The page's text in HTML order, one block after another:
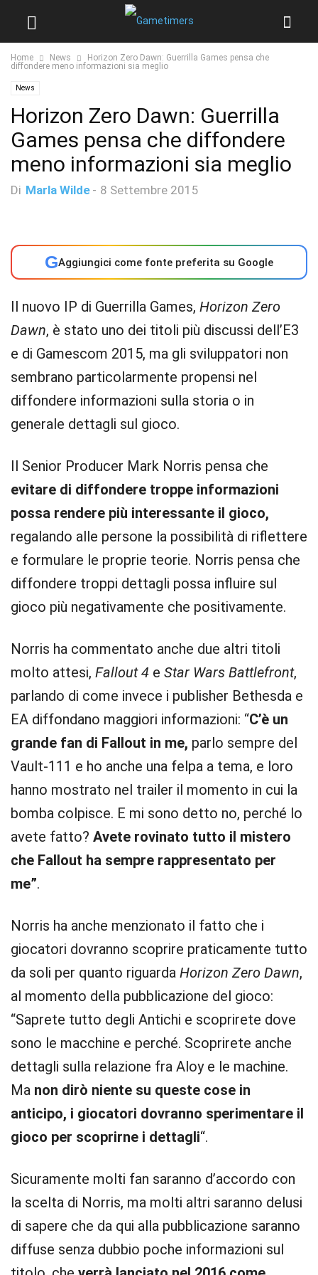
Home News
Horizon Zero Dawn: Guerrilla Games pensa che
diffondere meno informazioni sia meglio
News
Horizon Zero Dawn: Guerrilla
Games pensa che diffondere
meno informazioni sia meglio
Di Marla Wilde - 8 Settembre 2015
GAggiungici come fonte preferita su Google
Il nuovo IP di Guerrilla Games, Horizon Zero
Dawn, è stato uno dei titoli più discussi dell’E3
e di Gamescom 2015, ma gli sviluppatori non
sembrano particolarmente propensi nel
diffondere informazioni sulla storia o in
generale dettagli sul gioco.
Il Senior Producer Mark Norris pensa che
evitare di diffondere troppe informazioni
possa rendere più interessante il gioco,
regalando alle persone la possibilità di riflettere
e formulare le proprie teorie. Norris pensa che
diffondere troppi dettagli possa influire sul
gioco più negativamente che positivamente.
Norris ha commentato anche due altri titoli
molto attesi, Fallout 4 e Star Wars Battlefront,
parlando di come invece i publisher Bethesda e
EA diffondano maggiori informazioni: “C’è un
grande fan di Fallout in me, parlo sempre del
Vault-111 e ho anche una felpa a tema, e loro
hanno mostrato nel trailer il momento in cui la
bomba colpisce. E mi sono detto no, perché lo
avete fatto? Avete rovinato tutto il mistero
che Fallout ha sempre rappresentato per
me”.
Norris ha anche menzionato il fatto che i
giocatori dovranno scoprire praticamente tutto
da soli per quanto riguarda Horizon Zero Dawn,
al momento della pubblicazione del gioco:
“Saprete tutto degli Antichi e scoprirete dove
sono le macchine e perché. Scoprirete anche
dettagli sulla relazione fra Aloy e le machine.
Ma non dirò niente su queste cose in
anticipo, i giocatori dovranno sperimentare il
gioco per scoprirne i dettagli“.
Sicuramente molti fan saranno d’accordo con
la scelta di Norris, ma molti altri saranno delusi
di sapere che da qui alla pubblicazione saranno
diffuse senza dubbio poche informazioni sul